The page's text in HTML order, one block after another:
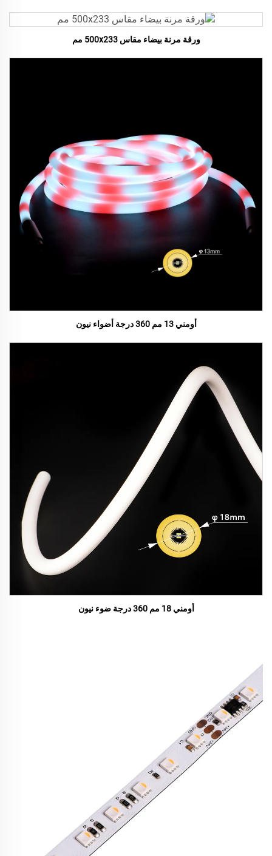
ورقة مرنة بيضاء مقاس 500x233 مم
أومني 13 مم 360 درجة أضواء نيون
أومني 18 مم 360 درجة ضوء نيون